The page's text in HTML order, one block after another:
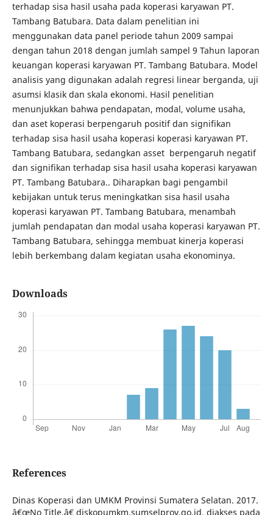
terhadap sisa hasil usaha pada koperasi karyawan PT.
Tambang Batubara. Data dalam penelitian ini
menggunakan data panel periode tahun 2009 sampai
dengan tahun 2018 dengan jumlah sampel 9 Tahun laporan
keuangan koperasi karyawan PT. Tambang Batubara. Model
analisis yang digunakan adalah regresi linear berganda, uji
asumsi klasik dan skala ekonomi. Hasil penelitian
menunjukkan bahwa pendapatan, modal, volume usaha,
dan aset koperasi berpengaruh positif dan signifikan
terhadap sisa hasil usaha koperasi koperasi karyawan PT.
Tambang Batubara, sedangkan asset berpengaruh negatif
dan signifikan terhadap sisa hasil usaha koperasi karyawan
PT. Tambang Batubara.. Diharapkan bagi pengambil
kebijakan untuk terus meningkatkan sisa hasil usaha
koperasi karyawan PT. Tambang Batubara, menambah
jumlah pendapatan dan modal usaha koperasi karyawan PT.
Tambang Batubara, sehingga membuat kinerja koperasi
lebih berkembang dalam kegiatan usaha ekonominya.
Downloads
References
Dinas Koperasi dan UMKM Provinsi Sumatera Selatan. 2017.
â€œNo Title.â€ diskopumkm.sumselprov.go.id, diakses pada